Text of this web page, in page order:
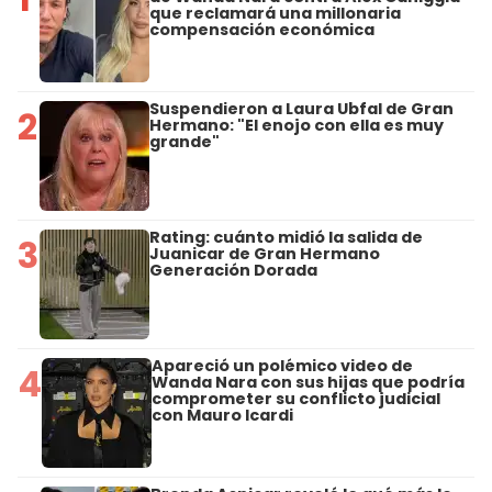
que reclamará una millonaria
compensación económica
2 Suspendieron a Laura Ubfal de Gran
Hermano: "El enojo con ella es muy
grande"
3 Rating: cuánto midió la salida de
Juanicar de Gran Hermano
Generación Dorada
4 Apareció un polémico video de
Wanda Nara con sus hijas que podría
comprometer su conflicto judicial
con Mauro Icardi